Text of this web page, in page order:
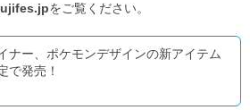
をご覧ください。
ナー、ポケモンデザインの新アイテム
で発売！